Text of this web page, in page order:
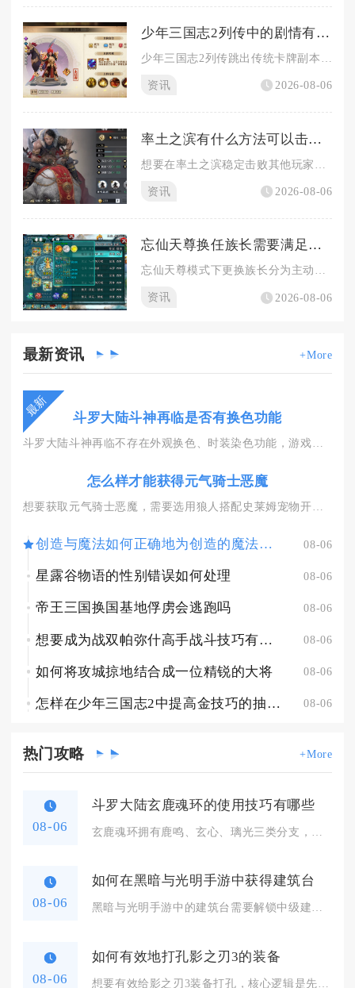
少年三国志2列传中的剧情有多精彩
资讯 2026-08-06
率土之滨有什么方法可以击败他人
资讯 2026-08-06
忘仙天尊换任族长需要满足哪些条件
忘仙天尊模式下更换族长分为主动禅让与被动弹劾两条途径，目标继...
资讯 2026-08-06
最新资讯 +More
最新 斗罗大陆斗神再临是否有换色功能
怎么样才能获得元气骑士恶魔
创造与魔法如何正确地为创造的魔法宠物提供食物 08-06
星露谷物语的性别错误如何处理 08-06
帝王三国换国基地俘虏会逃跑吗 08-06
想要成为战双帕弥什高手战斗技巧有什么窍门 08-06
如何将攻城掠地结合成一位精锐的大将 08-06
怎样在少年三国志2中提高金技巧的抽取率 08-06
热门攻略 +More
08-06
斗罗大陆玄鹿魂环的使用技巧有哪些
08-06
如何在黑暗与光明手游中获得建筑台
黑暗与光明手游中的建筑台需要解锁中级建筑学学识第二阶段，集齐...
08-06
如何有效地打孔影之刃3的装备